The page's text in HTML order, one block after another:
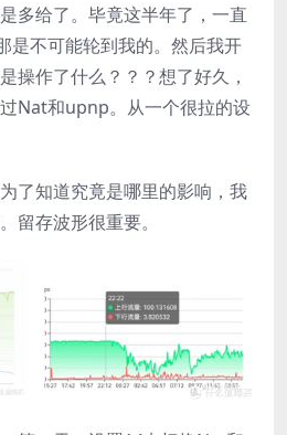
多给了。毕竟这半年了，一直
是不可能轮到我的。然后我开
操作了什么？？？想了好久，
Nat和upnp。从一个很拉的设
了知道究竟是哪里的影响，我
留存波形很重要。